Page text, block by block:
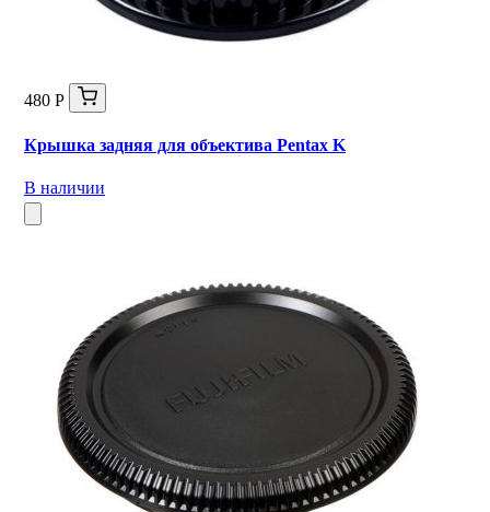
480 Р
Крышка задняя для объектива Pentax K
В наличии